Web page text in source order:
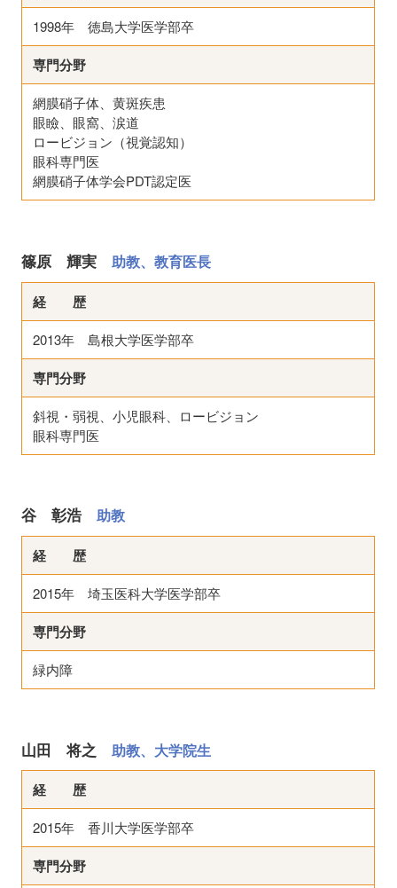
1998年 徳島大学医学部卒
専門分野
網膜硝子体、黄斑疾患
眼瞼、眼窩、涙道
ロービジョン（視覚認知）
眼科専門医
網膜硝子体学会PDT認定医
篠原 輝実助教、教育医長
経 歴
2013年 島根大学医学部卒
専門分野
斜視・弱視、小児眼科、ロービジョン
眼科専門医
谷 彰浩助教
経 歴
2015年 埼玉医科大学医学部卒
専門分野
緑内障
山田 将之助教、大学院生
経 歴
2015年 香川大学医学部卒
専門分野